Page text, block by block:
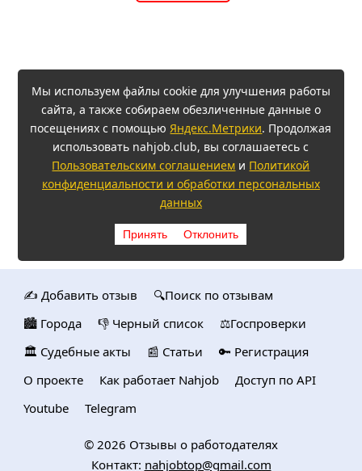
Мы используем файлы cookie для улучшения работы
сайта, а также собираем обезличенные данные о
посещениях с помощью Яндекс.Метрики. Продолжая
использовать nahjob.club, вы соглашаетесь с
Пользовательским соглашением и Политикой
конфиденциальности и обработки персональных
данных
Принять Отклонить
✍️ Добавить отзыв
🔍Поиск по отзывам
🏙️ Городa
👎 Черный список
⚖️Госпроверки
🏛️ Судебные акты
📰 Статьи
🔑 Регистрация
О проекте
Как работает Nahjob
Доступ по API
Youtube
Telegram
© 2026 Отзывы о работодателях
Контакт: nahjobtop@gmail.com